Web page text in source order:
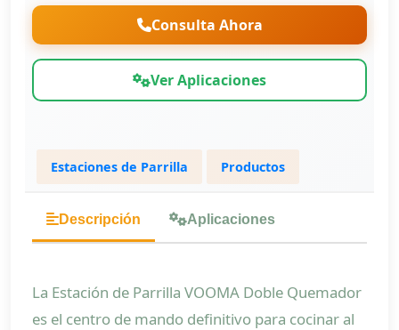
Consulta Ahora
Ver Aplicaciones
Estaciones de Parrilla Productos
Descripción Aplicaciones
La Estación de Parrilla VOOMA Doble Quemador
es el centro de mando definitivo para cocinar al